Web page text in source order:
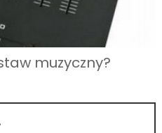
muzyczny?